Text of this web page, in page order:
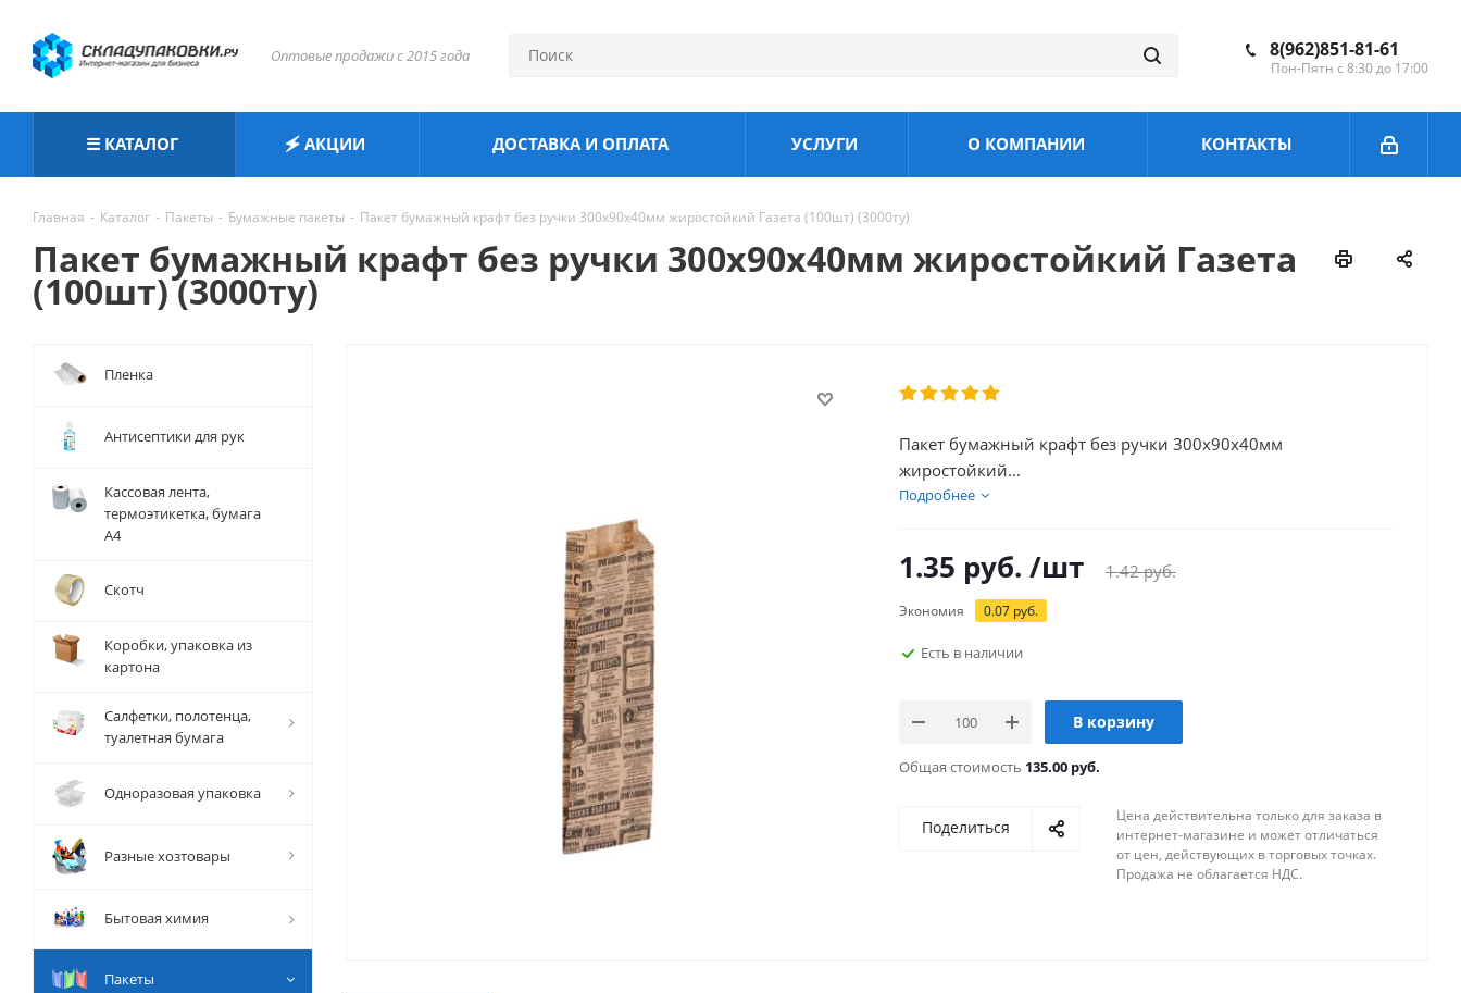
Оптовые продажи с 2015 года 8(962)851-81-61
Пон-Пятн с 8:30 до 17:00
☰ КАТАЛОГ 🗲 АКЦИИ ДОСТАВКА И ОПЛАТА УСЛУГИ О КОМПАНИИ КОНТАКТЫ
Главная - Каталог - Пакеты - Бумажные пакеты - Пакет бумажный крафт без ручки 300х90х40мм жиростойкий Газета (100шт) (3000ту)
Пакет бумажный крафт без ручки 300х90х40мм жиростойкий Газета
(100шт) (3000ту)
Пакет бумажный крафт без ручки 300х90х40мм
жиростойкий...
Подробнее
1.35 руб. /шт 1.42руб.
Экономия 0.07 руб.
Есть в наличии
В корзину
Общая стоимость 135.00 руб.
Поделиться
Цена действительна только для заказа в
интернет-магазине и может отличаться
от цен, действующих в торговых точках.
Продажа не облагается НДС.
Пленка
Антисептики для рук
Кассовая лента,
термоэтикетка, бумага
А4
Скотч
Коробки, упаковка из
картона
Салфетки, полотенца,
туалетная бумага
Одноразовая упаковка
Разные хозтовары
Бытовая химия
Пакеты